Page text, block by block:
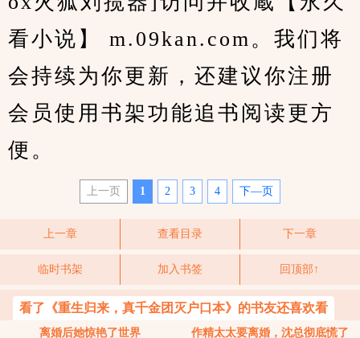
看小说】 m.09kan.com。我们将
会持续为你更新，还建议你注册
会员使用书架功能追书阅读更方
便。
上一页 1 2 3 4 下—页
上一章 查看目录 下一章
临时书架 加入书签 回顶部↑
看了《重生归来，真千金团灭户口本》的书友还喜欢看
离婚后她惊艳了世界
作精太太要离婚，沈总彻底慌了